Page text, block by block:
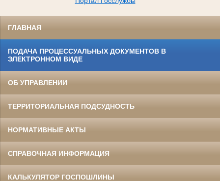
ГЛАВНАЯ
ПОДАЧА ПРОЦЕССУАЛЬНЫХ ДОКУМЕНТОВ В
ЭЛЕКТРОННОМ ВИДЕ
ОБ УПРАВЛЕНИИ
ТЕРРИТОРИАЛЬНАЯ ПОДСУДНОСТЬ
НОРМАТИВНЫЕ АКТЫ
СПРАВОЧНАЯ ИНФОРМАЦИЯ
КАЛЬКУЛЯТОР ГОСПОШЛИНЫ